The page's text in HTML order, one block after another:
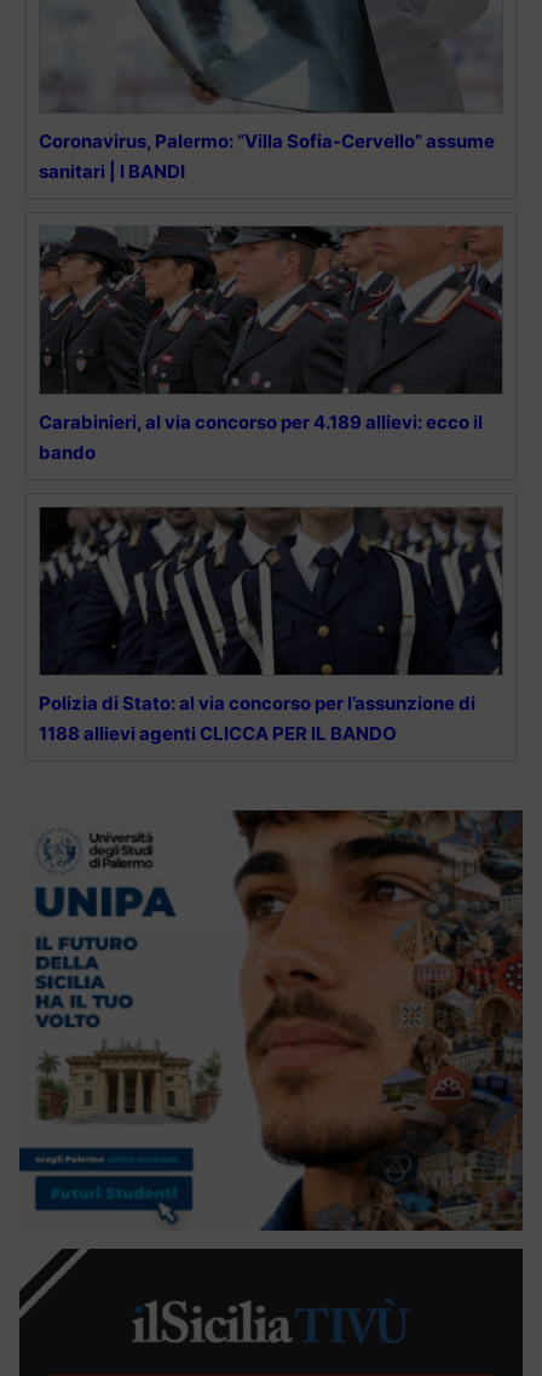
Coronavirus, Palermo: “Villa Sofia-Cervello” assume
sanitari | I BANDI
Carabinieri, al via concorso per 4.189 allievi: ecco il
bando
Polizia di Stato: al via concorso per l’assunzione di
1188 allievi agenti CLICCA PER IL BANDO